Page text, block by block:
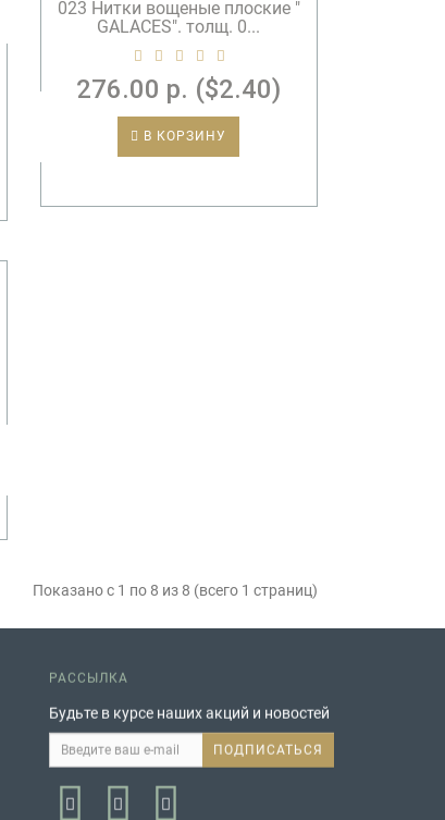
023 Нитки вощеные плоские "
GALACES". толщ. 0...
276.00 р. ($2.40)
В КОРЗИНУ
Показано с 1 по 8 из 8 (всего 1 страниц)
РАССЫЛКА
Будьте в курсе наших акций и новостей
ПОДПИСАТЬСЯ